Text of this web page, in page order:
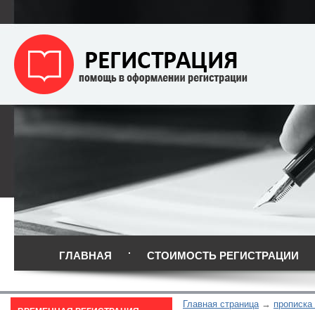
ГЛАВНАЯ СТОИМОСТЬ РЕГИСТРАЦИИ
Главная страница